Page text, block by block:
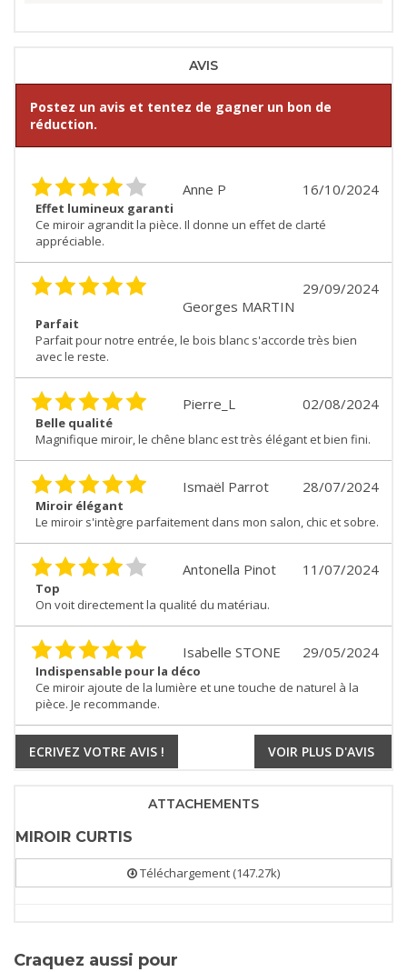
AVIS
Postez un avis et tentez de gagner un bon de
réduction.
16/10/2024
Anne P
Effet lumineux garanti
Ce miroir agrandit la pièce. Il donne un effet de clarté
appréciable.
29/09/2024
Georges MARTIN
Parfait
Parfait pour notre entrée, le bois blanc s'accorde très bien
avec le reste.
02/08/2024
Pierre_L
Belle qualité
Magnifique miroir, le chêne blanc est très élégant et bien fini.
28/07/2024
Ismaël Parrot
Miroir élégant
Le miroir s'intègre parfaitement dans mon salon, chic et sobre.
11/07/2024
Antonella Pinot
Top
On voit directement la qualité du matériau.
29/05/2024
Isabelle STONE
Indispensable pour la déco
Ce miroir ajoute de la lumière et une touche de naturel à la
pièce. Je recommande.
ECRIVEZ VOTRE AVIS ! VOIR PLUS D'AVIS
ATTACHEMENTS
MIROIR CURTIS
Téléchargement (147.27k)
Craquez aussi pour